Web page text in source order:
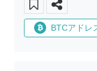
BTCアドレ